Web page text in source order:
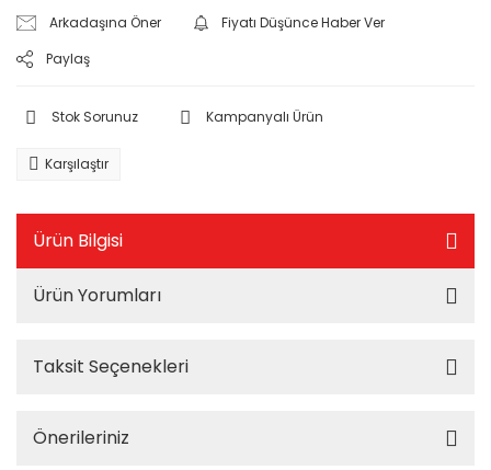
Arkadaşına Öner
Fiyatı Düşünce Haber Ver
Paylaş
Stok Sorunuz Kampanyalı Ürün
Karşılaştır
Ürün Bilgisi
Ürün Yorumları
Taksit Seçenekleri
Önerileriniz